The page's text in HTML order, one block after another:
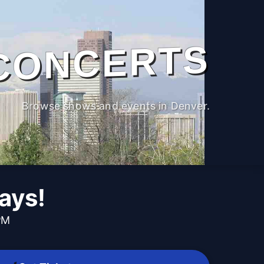
Browse shows and events in Denver.